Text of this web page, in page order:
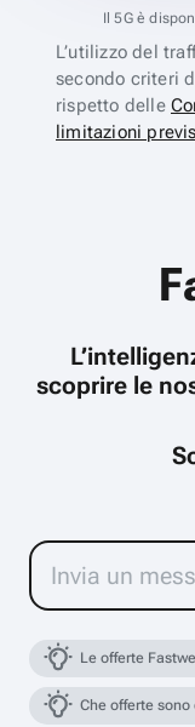
Il 5G è
L’utilizzo del
secondo criteri
rispetto delle
limitazioni
scoprire le
Le offerte
Che offerte